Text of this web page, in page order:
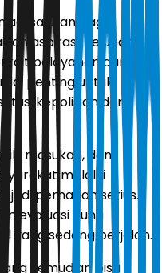
saluran bagi
aspirasi, keluhan,
pelayanan dan
penting untuk
kepolisian dan
masukan, dan
melalui
perhatian serius.
evaluasi guna
yang sedang berjalan.
kemudian bisa